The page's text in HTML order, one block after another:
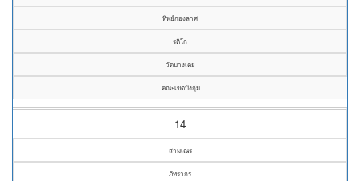
ทิพย์กองลาศ
รติโก
วัดบางเตย
คณะเขตบึงกุ่ม
14
สามเณร
ภัทรากร